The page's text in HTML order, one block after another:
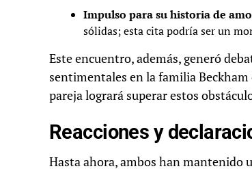
Impulso para su historia de
sólidas; esta cita podría ser un
Este encuentro, además, generó
sentimentales en la familia
pareja logrará superar estos
Reacciones y
Hasta ahora, ambos han mantenido